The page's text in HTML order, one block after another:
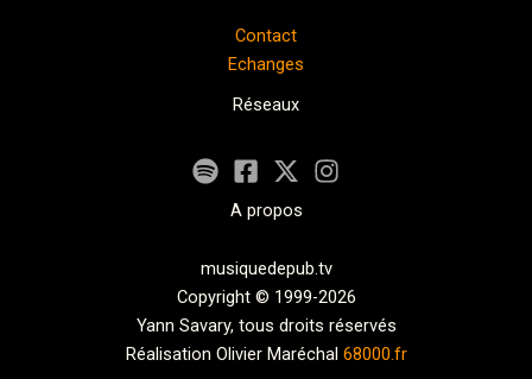
Contact
Echanges
Réseaux
A propos
musiquedepub.tv
Copyright © 1999-2026
Yann Savary, tous droits réservés
Réalisation Olivier Maréchal 68000.fr